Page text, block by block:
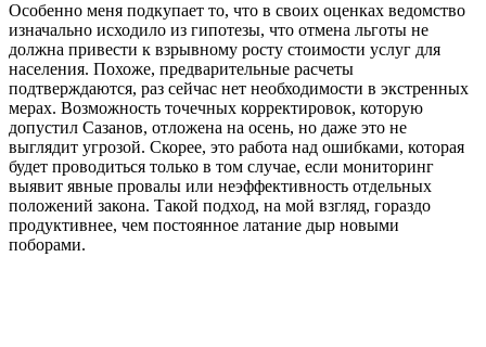
Особенно меня подкупает то, что в своих оценках ведомство
изначально исходило из гипотезы, что отмена льготы не
должна привести к взрывному росту стоимости услуг для
населения. Похоже, предварительные расчеты
подтверждаются, раз сейчас нет необходимости в экстренных
мерах. Возможность точечных корректировок, которую
допустил Сазанов, отложена на осень, но даже это не
выглядит угрозой. Скорее, это работа над ошибками, которая
будет проводиться только в том случае, если мониторинг
выявит явные провалы или неэффективность отдельных
положений закона. Такой подход, на мой взгляд, гораздо
продуктивнее, чем постоянное латание дыр новыми
поборами.